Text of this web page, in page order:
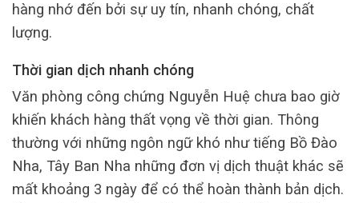
hàng nhớ đến bởi sự uy tín, nhanh chóng, chất
lượng.
Thời gian dịch nhanh chóng
Văn phòng công chứng Nguyễn Huệ chưa bao giờ
khiến khách hàng thất vọng về thời gian. Thông
thường với những ngôn ngữ khó như tiếng Bồ Đào
Nha, Tây Ban Nha những đơn vị dịch thuật khác sẽ
mất khoảng 3 ngày để có thể hoàn thành bản dịch.